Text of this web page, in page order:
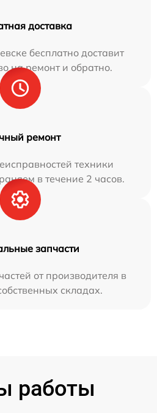
доставка
бесплатно доставит
на ремонт и обратно.
ремонт
техники
в течение 2 часов.
запчасти
от производителя в
складах.
работы